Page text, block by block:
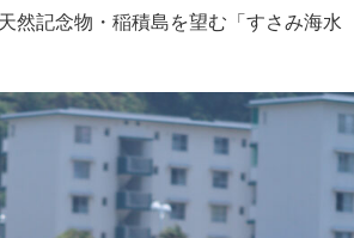
然記念物・稲積島を望む「すさみ海水